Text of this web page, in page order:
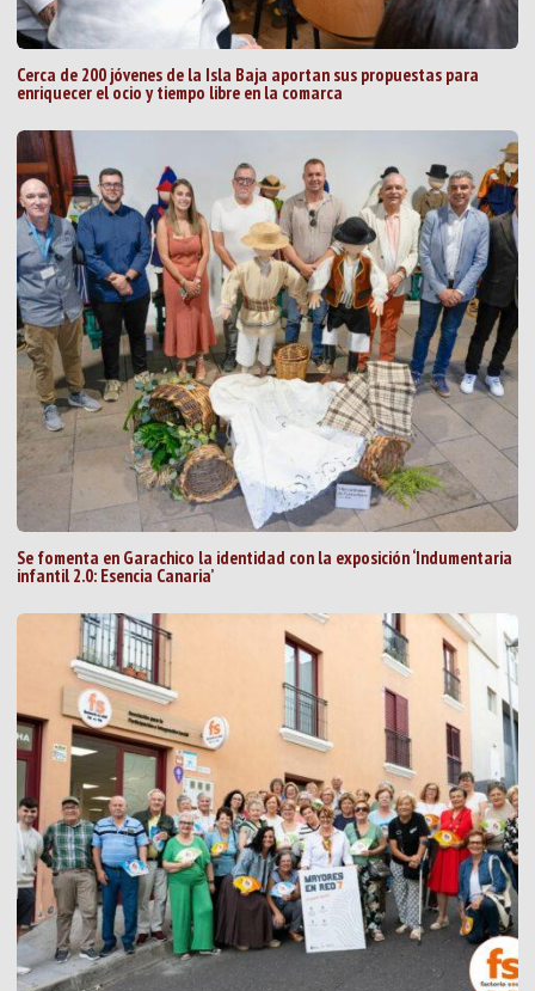
Cerca de 200 jóvenes de la Isla Baja aportan sus propuestas para
enriquecer el ocio y tiempo libre en la comarca
Se fomenta en Garachico la identidad con la exposición ‘Indumentaria
infantil 2.0: Esencia Canaria’